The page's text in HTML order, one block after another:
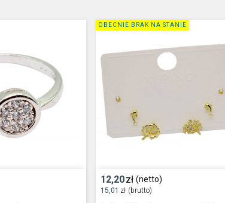
12,20zł (netto)
15,01 zł (brutto)
OBECNIE BRAK NA STANIE